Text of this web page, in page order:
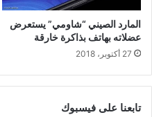
المارد الصيني “شاومي” يستعرض
عضلاته بهاتف بذاكرة خارقة
27 أكتوبر، 2018
تابعنا على فيسبوك